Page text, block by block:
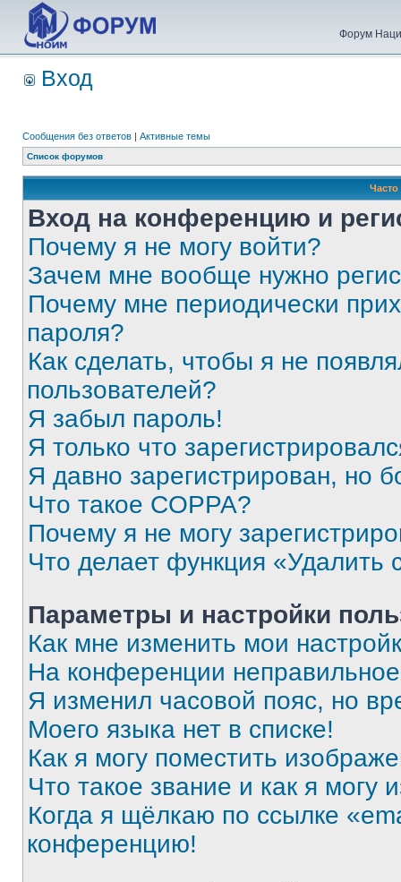
Форум
Вход
Сообщения без ответов | Активные темы
Список форумов
Вход на конференцию и
Почему я не могу войти?
Зачем мне вообще нужно
Почему мне периодически
пароля?
Как сделать, чтобы я не
пользователей?
Я забыл пароль!
Я только что
Я давно зарегистрирован, но
Что такое COPPA?
Почему я не могу
Что делает функция «Удалить
Параметры и настройки
Как мне изменить мои
На конференции
Я изменил часовой пояс, но
Моего языка нет в списке!
Как я могу поместить
Что такое звание и как я могу
Когда я щёлкаю по ссылке
конференцию!